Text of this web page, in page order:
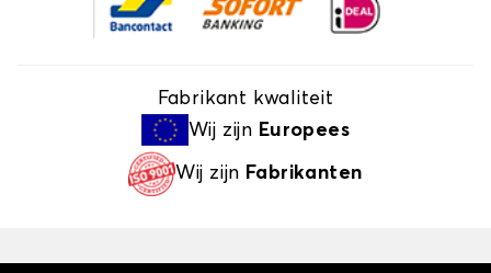
Fabrikant kwaliteit
Wij zijn Europees
Wij zijn Fabrikanten